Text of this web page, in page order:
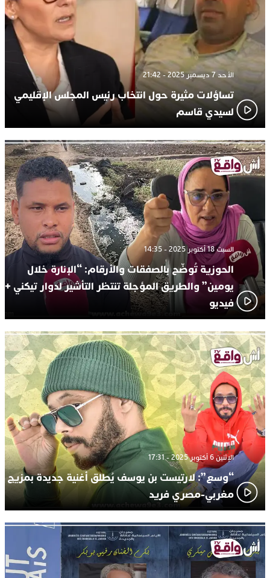
الأحد 7 ديسمبر 2025 - 21:42
تساؤلات مثيرة حول انتخاب رئيس المجلس الإقليمي
لسيدي قاسم
السبت 18 أكتوبر 2025 - 14:35
الحوزية تُوضّح بالصفقات والأرقام: “الإنارة خلال
يومين” والطريق المؤجلة تنتظر التأشير لدوار تيكني +
فيديو
الإثنين 6 أكتوبر 2025 - 17:31
“وسع”: لارتيست بن يوسف يُطلق أغنية جديدة بمزيج
مغربي-مصري فريد